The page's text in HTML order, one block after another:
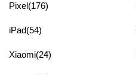
Pixel(176)
iPad(54)
Xiaomi(24)